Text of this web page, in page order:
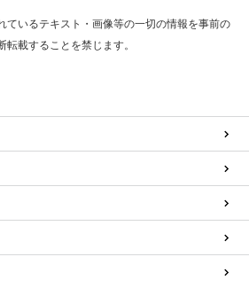
ているテキスト・画像等の一切の情報を事前の
載することを禁じます。